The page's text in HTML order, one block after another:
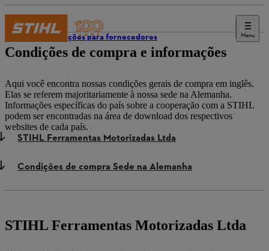
Menu
Informações para fornecedores
Condições de compra e informações
Aqui você encontra nossas condições gerais de compra em inglês.
Elas se referem majoritariamente à nossa sede na Alemanha.
Informações específicas do país sobre a cooperação com a STIHL
podem ser encontradas na área de download dos respectivos
websites de cada país.
STIHL Ferramentas Motorizadas Ltda
Condições de compra Sede na Alemanha
STIHL Ferramentas Motorizadas Ltda